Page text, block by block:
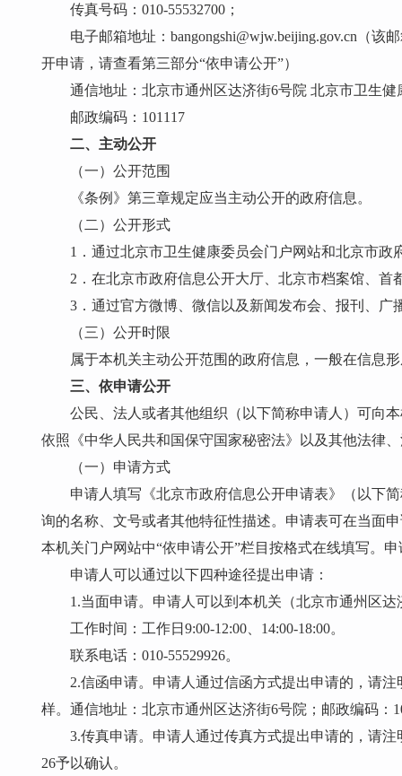
传真号码：010-55532700；
电子邮箱地址：bangongshi@wjw.beijing.gov.cn（
开申请，请查看第三部分“依申请公开”）
通信地址：北京市通州区达济街6号院 北京市卫生
邮政编码：101117
二、主动公开
（一）公开范围
《条例》第三章规定应当主动公开的政府信息。
（二）公开形式
1．通过北京市卫生健康委员会门户网站和北京市
2．在北京市政府信息公开大厅、北京市档案馆、首
3．通过官方微博、微信以及新闻发布会、报刊、广
（三）公开时限
属于本机关主动公开范围的政府信息，一般在信息
三、依申请公开
公民、法人或者其他组织（以下简称申请人）可向
依照《中华人民共和国保守国家秘密法》以及其他法律
（一）申请方式
申请人填写《北京市政府信息公开申请表》（以下
询的名称、文号或者其他特征性描述。申请表可在当面
本机关门户网站中“依申请公开”栏目按格式在线填写。
申请人可以通过以下四种途径提出申请：
1.当面申请。申请人可以到本机关（北京市通州区
工作时间：工作日9:00-12:00、14:00-18:00。
联系电话：010-55529926。
2.信函申请。申请人通过信函方式提出申请的，请
样。通信地址：北京市通州区达济街6号院；邮政编码：
3.传真申请。申请人通过传真方式提出申请的，请注
26予以确认。